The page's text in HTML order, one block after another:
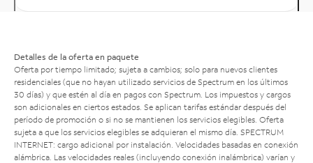
Detalles de la oferta en paquete
Oferta por tiempo limitado; sujeta a cambios; solo para nuevos clientes
residenciales (que no hayan utilizado servicios de Spectrum en los últimos
30 días) y que estén al día en pagos con Spectrum. Los impuestos y cargos
son adicionales en ciertos estados. Se aplican tarifas estándar después del
período de promoción o si no se mantienen los servicios elegibles. Oferta
sujeta a que los servicios elegibles se adquieran el mismo día. SPECTRUM
INTERNET: cargo adicional por instalación. Velocidades basadas en conexión
alámbrica. Las velocidades reales (incluyendo conexión inalámbrica) varían y